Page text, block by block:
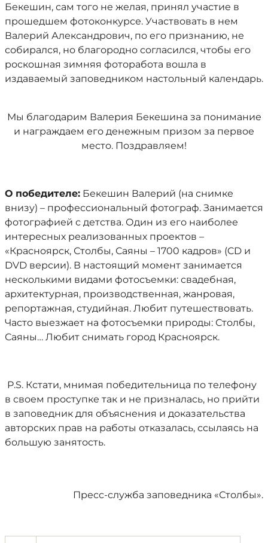
Бекешин, сам того не желая, принял участие в
прошедшем фотоконкурсе. Участвовать в нем
Валерий Александрович, по его признанию, не
собирался, но благородно согласился, чтобы его
роскошная зимняя фоторабота вошла в
издаваемый заповедником настольный календарь.
Мы благодарим Валерия Бекешина за понимание
и награждаем его денежным призом за первое
место. Поздравляем!
О победителе: Бекешин Валерий (на снимке
внизу) – профессиональный фотограф. Занимается
фотографией с детства. Один из его наиболее
интересных реализованных проектов –
«Красноярск, Столбы, Саяны – 1700 кадров» (CD и
DVD версии). В настоящий момент занимается
несколькими видами фотосъемки: свадебная,
архитектурная, производственная, жанровая,
репортажная, студийная. Любит путешествовать.
Часто выезжает на фотосъемки природы: Столбы,
Саяны… Любит снимать город Красноярск.
P.S. Кстати, мнимая победительница по телефону
в своем проступке так и не призналась, но прийти
в заповедник для объяснения и доказательства
авторских прав на работы отказалась, ссылаясь на
большую занятость.
Пресс-служба заповедника «Столбы».